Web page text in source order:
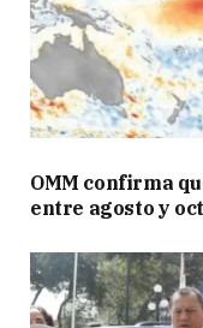
OMM confirma
entre agosto y